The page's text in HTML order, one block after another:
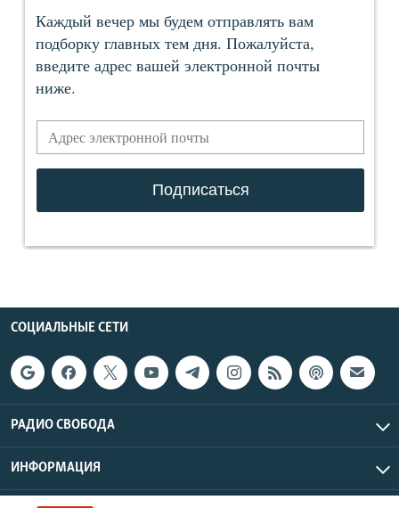
СОЦИАЛЬНЫЕ СЕТИ
РАДИО СВОБОДА
ИНФОРМАЦИЯ